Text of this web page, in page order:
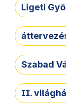
Ligeti
Szabad
II.